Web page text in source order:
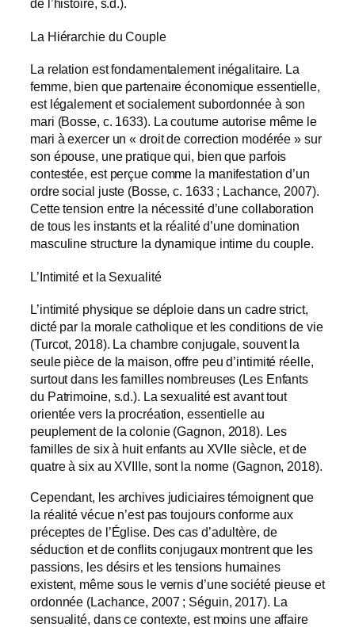
de l’histoire, s.d.).
La Hiérarchie du Couple
La relation est fondamentalement inégalitaire. La
femme, bien que partenaire économique essentielle,
est légalement et socialement subordonnée à son
mari (Bosse, c. 1633). La coutume autorise même le
mari à exercer un « droit de correction modérée » sur
son épouse, une pratique qui, bien que parfois
contestée, est perçue comme la manifestation d’un
ordre social juste (Bosse, c. 1633 ; Lachance, 2007).
Cette tension entre la nécessité d’une collaboration
de tous les instants et la réalité d’une domination
masculine structure la dynamique intime du couple.
L’Intimité et la Sexualité
L’intimité physique se déploie dans un cadre strict,
dicté par la morale catholique et les conditions de vie
(Turcot, 2018). La chambre conjugale, souvent la
seule pièce de la maison, offre peu d’intimité réelle,
surtout dans les familles nombreuses (Les Enfants
du Patrimoine, s.d.). La sexualité est avant tout
orientée vers la procréation, essentielle au
peuplement de la colonie (Gagnon, 2018). Les
familles de six à huit enfants au XVIIe siècle, et de
quatre à six au XVIIIe, sont la norme (Gagnon, 2018).
Cependant, les archives judiciaires témoignent que
la réalité vécue n’est pas toujours conforme aux
préceptes de l’Église. Des cas d’adultère, de
séduction et de conflits conjugaux montrent que les
passions, les désirs et les tensions humaines
existent, même sous le vernis d’une société pieuse et
ordonnée (Lachance, 2007 ; Séguin, 2017). La
sensualité, dans ce contexte, est moins une affaire